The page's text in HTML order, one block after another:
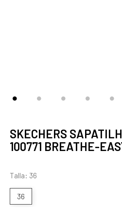
SKECHERS
100771 BREATHE-
Talla: 36
36